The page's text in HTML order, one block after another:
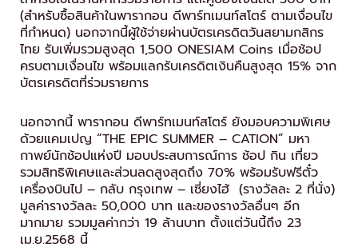
(สำหรับซื้อสินค้าในพารากอน ดีพาร์ทเมนท์สโตร์ ตามเงื่อนไข
ที่กำหนด) นอกจากนี้ผู้ใช้จ่ายผ่านบัตรเครดิตวันสยามกสิกร
ไทย รับเพิ่มรวมสูงสุด 1,500 ONESIAM Coins เมื่อช้อป
ครบตามเงื่อนไข พร้อมแลกรับเครดิตเงินคืนสูงสุด 15% จาก
บัตรเครดิตที่ร่วมรายการ
นอกจากนี้ พารากอน ดีพาร์ทเมนท์สโตร์ ยังมอบความพิเศษ
ด้วยแคมเปญ “THE EPIC SUMMER – CATION” มหา
กาพย์นักช้อปแห่งปี มอบประสบการณ์การ ช้อป กิน เที่ยว
รวมสิทธิพิเศษและส่วนลดสูงสุดถึง 70% พร้อมรับฟรีตั๋ว
เครื่องบินไป – กลับ กรุงเทพ – เซี่ยงไฮ้ (รางวัลละ 2 ที่นั่ง)
มูลค่ารางวัลละ 50,000 บาท และของรางวัลอื่นๆ อีก
มากมาย รวมมูลค่ากว่า 19 ล้านบาท ตั้งแต่วันนี้ถึง 23
เม.ย.2568 นี้